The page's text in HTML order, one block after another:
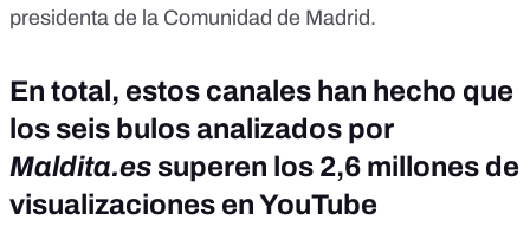
presidenta de la Comunidad de Madrid.
En total, estos canales han hecho que
los seis bulos analizados por
Maldita.es superen los 2,6 millones de
visualizaciones en YouTube